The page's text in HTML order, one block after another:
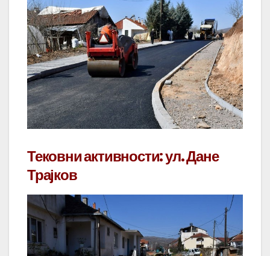
Тековни активности: ул. Дане
Трајков